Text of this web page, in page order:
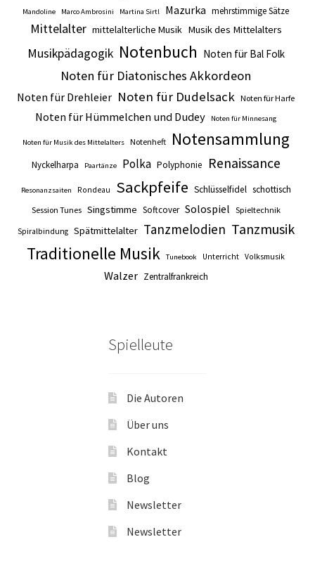
Mandoline Marco Ambrosini Martina Sirtl Mazurka mehrstimmige Sätze
Mittelalter mittelalterliche Musik Musik des Mittelalters
Musikpädagogik Notenbuch Noten für Bal Folk
Noten für Diatonisches Akkordeon
Noten für Drehleier Noten für Dudelsack Noten für Harfe
Noten für Hümmelchen und Dudey Noten für Minnesang
Noten für Musik des Mittelalters Notenheft Notensammlung
Nyckelharpa Paartänze Polka Polyphonie Renaissance
Resonanzsaiten Rondeau Sackpfeife Schlüsselfidel schottisch
Session Tunes Singstimme Softcover Solospiel Spieltechnik
Spiralbindung Spätmittelalter Tanzmelodien Tanzmusik
Traditionelle Musik Tunebook Unterricht Volksmusik
Walzer Zentralfrankreich
Spielleute
Die Autoren
Über uns
Kontakt
Blog
Newsletter
Newsletter